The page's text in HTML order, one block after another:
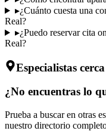
▸¿Cuánto cuesta una
Real?
▸¿Puedo reservar cita
Real?
Especialistas
¿No encuentras lo
Prueba a buscar en otras
nuestro directorio